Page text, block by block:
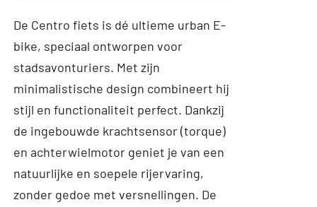
De Centro fiets is dé ultieme urban E-
bike, speciaal ontworpen voor
stadsavonturiers. Met zijn
minimalistische design combineert hij
stijl en functionaliteit perfect. Dankzij
de ingebouwde krachtsensor (torque)
en achterwielmotor geniet je van een
natuurlijke en soepele rijervaring,
zonder gedoe met versnellingen. De